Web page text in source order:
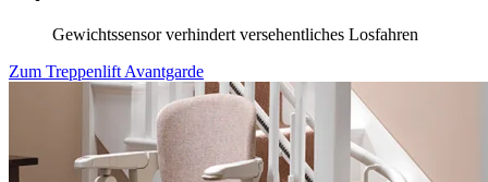
Gewichtssensor verhindert versehentliches Losfahren
Zum Treppenlift Avantgarde